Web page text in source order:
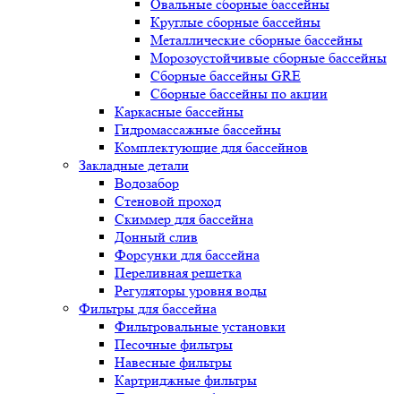
Овальные сборные бассейны
Круглые сборные бассейны
Металлические сборные бассейны
Морозоустойчивые сборные бассейны
Сборные бассейны GRE
Сборные бассейны по акции
Каркасные бассейны
Гидромассажные бассейны
Комплектующие для бассейнов
Закладные детали
Водозабор
Стеновой проход
Скиммер для бассейна
Донный слив
Форсунки для бассейна
Переливная решетка
Регуляторы уровня воды
Фильтры для бассейна
Фильтровальные установки
Песочные фильтры
Навесные фильтры
Картриджные фильтры